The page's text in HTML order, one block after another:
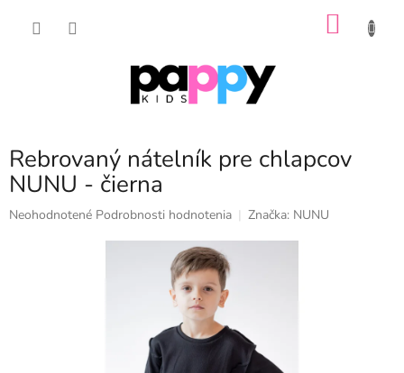
Rebrovaný nátelník pre chlapcov
NUNU - čierna
Priemerné
Neohodnotené Podrobnosti hodnotenia Značka: NUNU